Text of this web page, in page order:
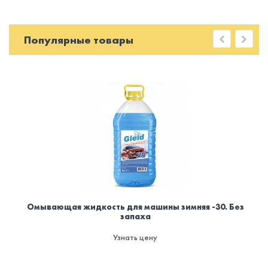
Популярные товары
Омывающая жидкость для машины зимняя -30. Без
запаха
Узнать цену